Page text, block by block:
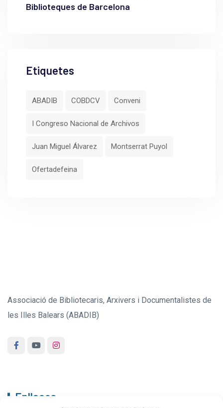
Biblioteques de Barcelona
Etiquetes
ABADIB COBDCV Conveni
I Congreso Nacional de Archivos
Juan Miguel Álvarez Montserrat Puyol
Ofertadefeina
Associació de Bibliotecaris, Arxivers i Documentalistes de
les Illes Balears (ABADIB)
Enllaços